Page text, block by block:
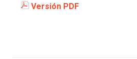
Versión PDF